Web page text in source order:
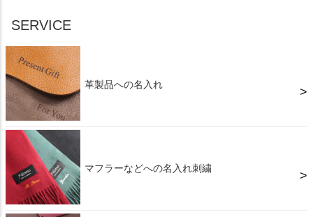
SERVICE
革製品への名入れ
マフラーなどへの名入れ刺繍